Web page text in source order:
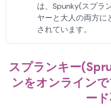
は、Spunky(スプラ
ヤーと大人の両方に
されています。
スプランキー
ンをオンライン
ー